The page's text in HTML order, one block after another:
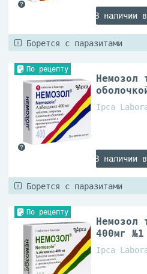
В наличии
Борется с паразитами
По рецепту
Немозол
Ipca
В наличии
Борется с паразитами
По рецепту
Немозол
400мг №1
Ipca